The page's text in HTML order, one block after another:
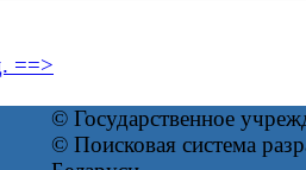
==>
© Государственное
© Поисковая система